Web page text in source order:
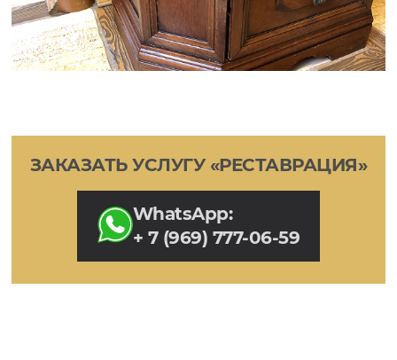
ЗАКАЗАТЬ УСЛУГУ «РЕСТАВРАЦИЯ»
WhatsApp:
+ 7 (969) 777-06-59